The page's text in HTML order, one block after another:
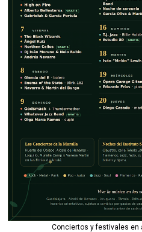
Conciertos y festivales en